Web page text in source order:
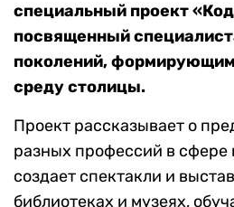
специальный проект
посвященный
поколений,
среду столицы.
Проект рассказывает о
разных профессий в сфере
создает спектакли и
библиотеках и музеях,